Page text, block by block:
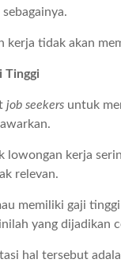
kerja tidak akan
Tinggi
job seekers untuk
lowongan kerja
relevan.
memiliki gaji
yang dijadikan
hal tersebut